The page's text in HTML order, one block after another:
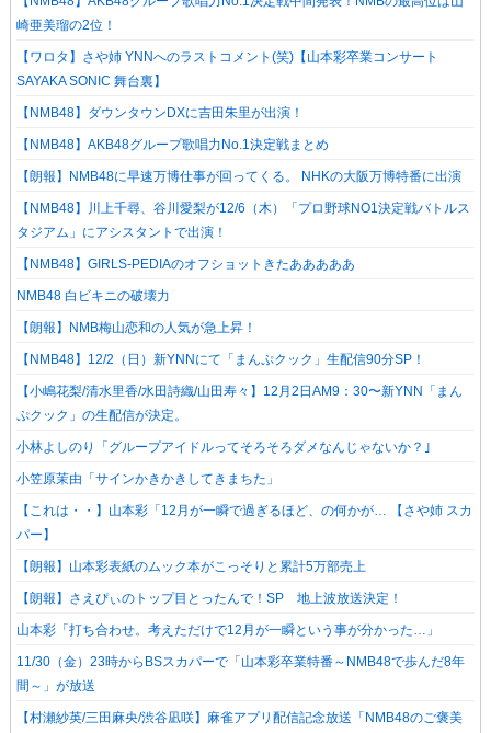
崎亜美瑠の2位！
【ワロタ】さや姉 YNNへのラストコメント(笑)【山本彩卒業コンサート
SAYAKA SONIC 舞台裏】
【NMB48】ダウンタウンDXに吉田朱里が出演！
【NMB48】AKB48グループ歌唱力No.1決定戦まとめ
【朗報】NMB48に早速万博仕事が回ってくる。 NHKの大阪万博特番に出演
【NMB48】川上千尋、谷川愛梨が12/6（木）「プロ野球NO1決定戦バトルス
タジアム」にアシスタントで出演！
【NMB48】GIRLS-PEDIAのオフショットきたあああああ
NMB48 白ビキニの破壊力
【朗報】NMB梅山恋和の人気が急上昇！
【NMB48】12/2（日）新YNNにて「まんぷクック」生配信90分SP！
【小嶋花梨/清水里香/水田詩織/山田寿々】12月2日AM9：30〜新YNN「まん
ぷクック」の生配信が決定。
小林よしのり「グループアイドルってそろそろダメなんじゃないか？｣
小笠原茉由「サインかきかきしてきまちた」
【これは・・】山本彩「12月が一瞬で過ぎるほど、の何かが… 【さや姉 スカ
パー】
【朗報】山本彩表紙のムック本がこっそりと累計5万部売上
【朗報】さえぴぃのトップ目とったんで！SP 地上波放送決定！
山本彩「打ち合わせ。考えただけで12月が一瞬という事が分かった…」
11/30（金）23時からBSスカパーで「山本彩卒業特番～NMB48で歩んだ8年
間～」が放送
【村瀬紗英/三田麻央/渋谷凪咲】麻雀アプリ配信記念放送「NMB48のご褒美